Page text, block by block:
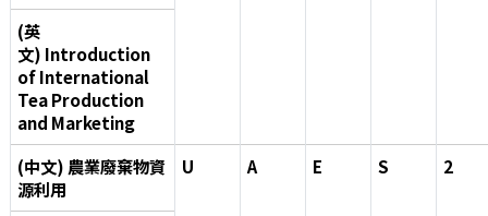
(英
文) Introduction
of International
Tea Production
and Marketing
(中文) 農業廢棄物資
源利用
U A E S 2